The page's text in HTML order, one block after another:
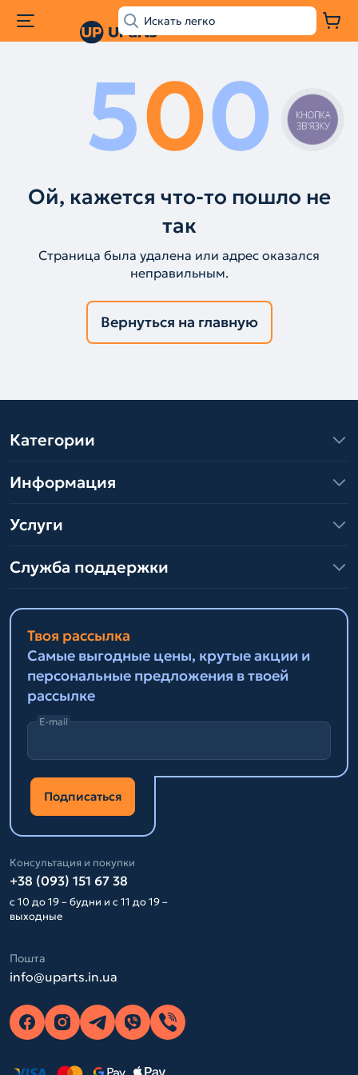
500
Ой, кажется что-то пошло не
так
Страница была удалена или адрес оказался
неправильным.
Вернуться на главную
Категории
Информация
Услуги
Служба поддержки
Твоя рассылка
Самые выгодные цены, крутые акции и
персональные предложения в твоей
рассылке
E-mail
Подписаться
Консультация и покупки
+38 (093) 151 67 38
с 10 до 19 – будни и с 11 до 19 –
выходные
Пошта
info@uparts.in.ua
КНОПКА
ЗВ'ЯЗКУ